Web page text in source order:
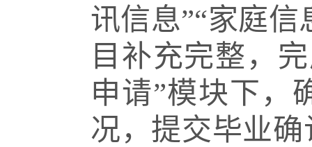
讯信息”“家庭信
目补充完整，
申请”模块下，
况，提交毕业